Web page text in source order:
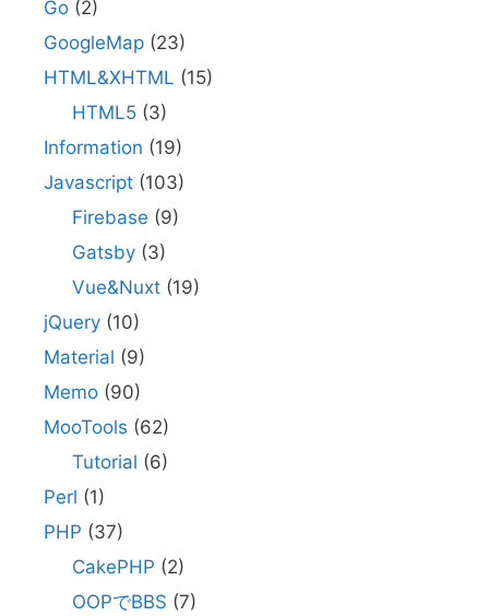
Go (2)
GoogleMap (23)
HTML&XHTML (15)
HTML5(3)
Information (19)
Javascript (103)
Firebase (9)
Gatsby(3)
Vue&Nuxt(19)
jQuery (10)
Material (9)
Memo (90)
MooTools (62)
Tutorial (6)
Perl (1)
PHP (37)
CakePHP (2)
OOPでBBS (7)